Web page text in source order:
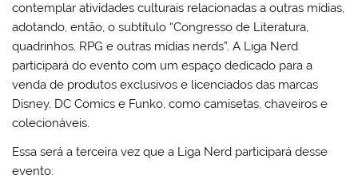
contemplar atividades culturais relacionadas a outras mídias,
adotando, então, o subtítulo “Congresso de Literatura,
quadrinhos, RPG e outras mídias nerds”. A Liga Nerd
participará do evento com um espaço dedicado para a
venda de produtos exclusivos e licenciados das marcas
Disney, DC Comics e Funko, como camisetas, chaveiros e
colecionáveis.
Essa será a terceira vez que a Liga Nerd participará desse
evento: